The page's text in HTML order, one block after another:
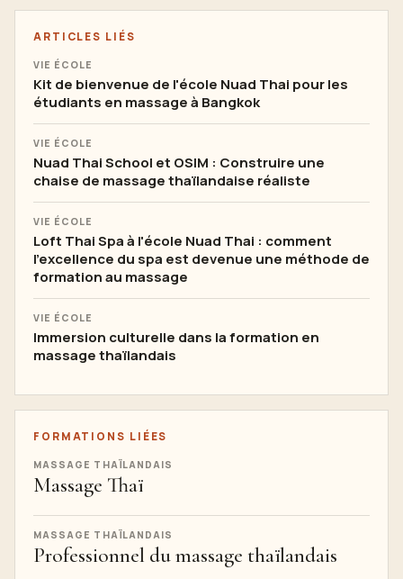
ARTICLES LIÉS
VIE ÉCOLE
Kit de bienvenue de l'école Nuad Thai pour les
étudiants en massage à Bangkok
VIE ÉCOLE
Nuad Thai School et OSIM : Construire une
chaise de massage thaïlandaise réaliste
VIE ÉCOLE
Loft Thai Spa à l'école Nuad Thai : comment
l'excellence du spa est devenue une méthode de
formation au massage
VIE ÉCOLE
Immersion culturelle dans la formation en
massage thaïlandais
FORMATIONS LIÉES
MASSAGE THAÏLANDAIS
Massage Thaï
MASSAGE THAÏLANDAIS
Professionnel du massage thaïlandais